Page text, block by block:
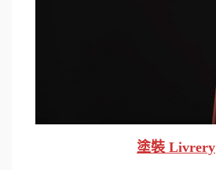
塗裝 Livrery